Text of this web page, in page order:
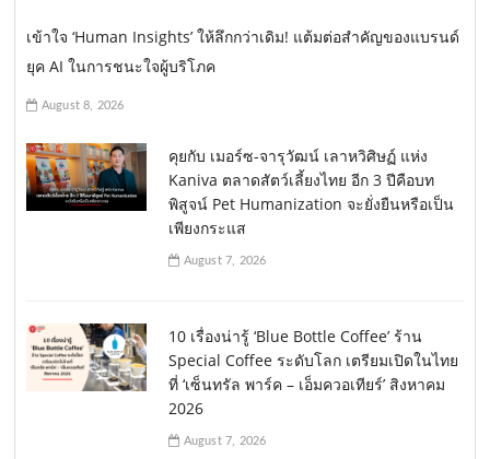
เข้าใจ ‘Human Insights’ ให้ลึกกว่าเดิม! แต้มต่อสำคัญของแบรนด์
ยุค AI ในการชนะใจผู้บริโภค
August 8, 2026
คุยกับ เมอร์ซ-จารุวัฒน์ เลาหวิศิษฏ์ แห่ง
Kaniva ตลาดสัตว์เลี้ยงไทย อีก 3 ปีคือบท
พิสูจน์ Pet Humanization จะยั่งยืนหรือเป็น
เพียงกระแส
August 7, 2026
10 เรื่องน่ารู้ ‘Blue Bottle Coffee’ ร้าน
Special Coffee ระดับโลก เตรียมเปิดในไทย
ที่ ‘เซ็นทรัล พาร์ค – เอ็มควอเทียร์’ สิงหาคม
2026
August 7, 2026